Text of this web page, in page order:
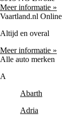
Meer informatie »
Vaartland.nl Online
Altijd en overal
Meer informatie »
Alle auto merken
A
Abarth
Adria